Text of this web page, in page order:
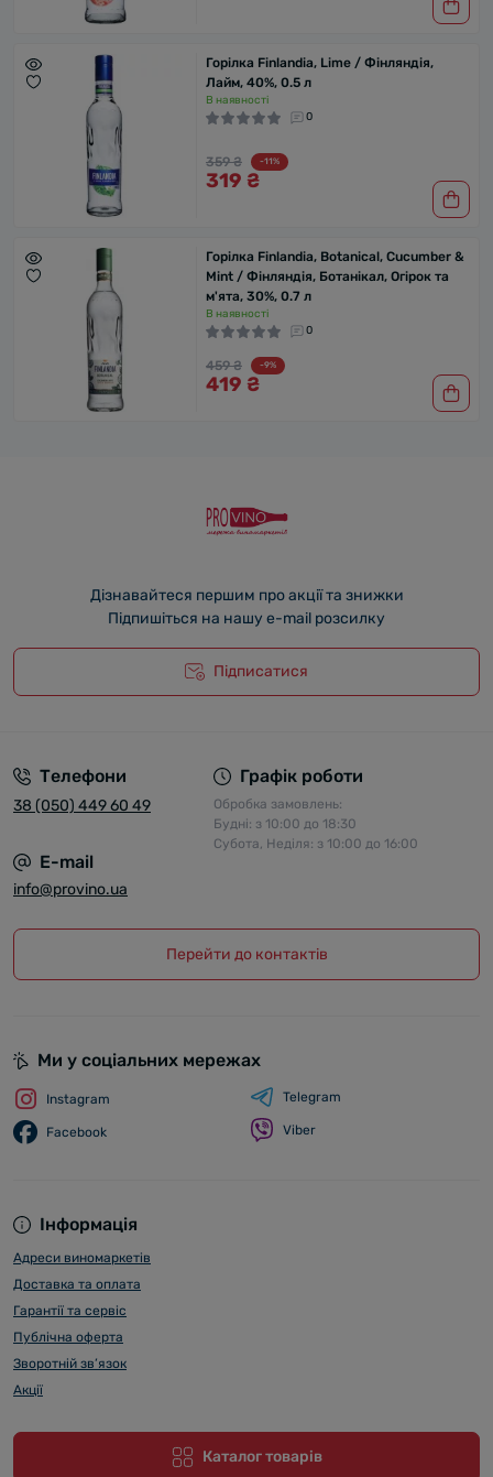
Горілка Finlandia, Lime / Фінляндія,
Лайм, 40%, 0.5 л
В наявності
0
359 ₴ -11%
319 ₴
Горілка Finlandia, Botanical, Cucumber &
Mint / Фінляндія, Ботанікал, Огірок та
м'ята, 30%, 0.7 л
В наявності
0
459 ₴ -9%
419 ₴
Дізнавайтеся першим про акції та знижки
Підпишіться на нашу e-mail розсилку
Підписатися
Телефони
38 (050) 449 60 49
Графік роботи
Обробка замовлень:
Будні: з 10:00 до 18:30
Субота, Неділя: з 10:00 до 16:00
E-mail
info@provino.ua
Перейти до контактів
Інформація
Адреси виномаркетів
Доставка та оплата
Гарантії та сервіс
Публічна оферта
Зворотній зв’язок
Акції
Каталог товарів
Ми у соціальних мережах
Instagram
Facebook
Telegram
Viber